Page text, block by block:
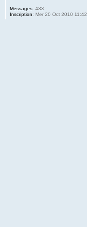
Messages: 433
Inscription: Mer 20 Oct 2010 11:42